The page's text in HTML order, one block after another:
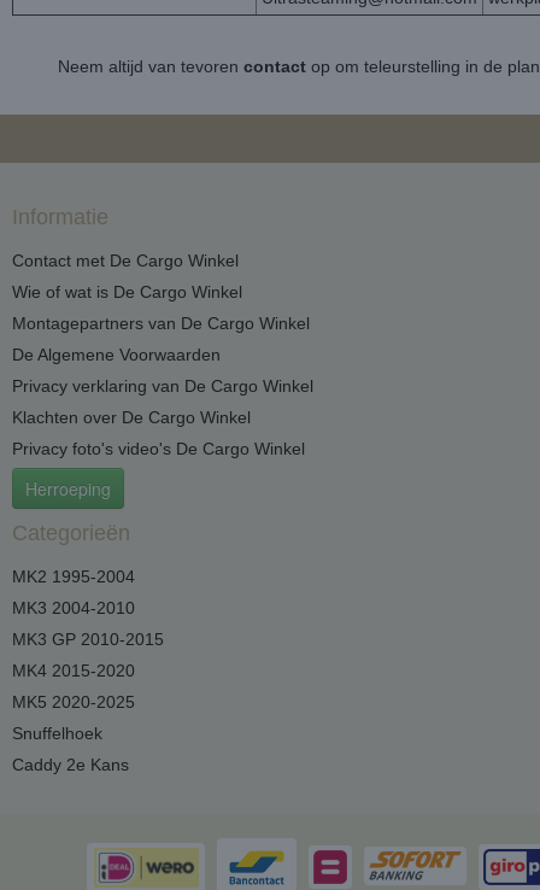
Neem altijd van tevoren contactop om teleurstelling in de
Informatie
Contact met De Cargo Winkel
Wie of wat is De Cargo Winkel
Montagepartners van De Cargo Winkel
De Algemene Voorwaarden
Privacy verklaring van De Cargo Winkel
Klachten over De Cargo Winkel
Privacy foto's video's De Cargo Winkel
Herroeping
Categorieën
MK2 1995-2004
MK3 2004-2010
MK3 GP 2010-2015
MK4 2015-2020
MK5 2020-2025
Snuffelhoek
Caddy 2e Kans